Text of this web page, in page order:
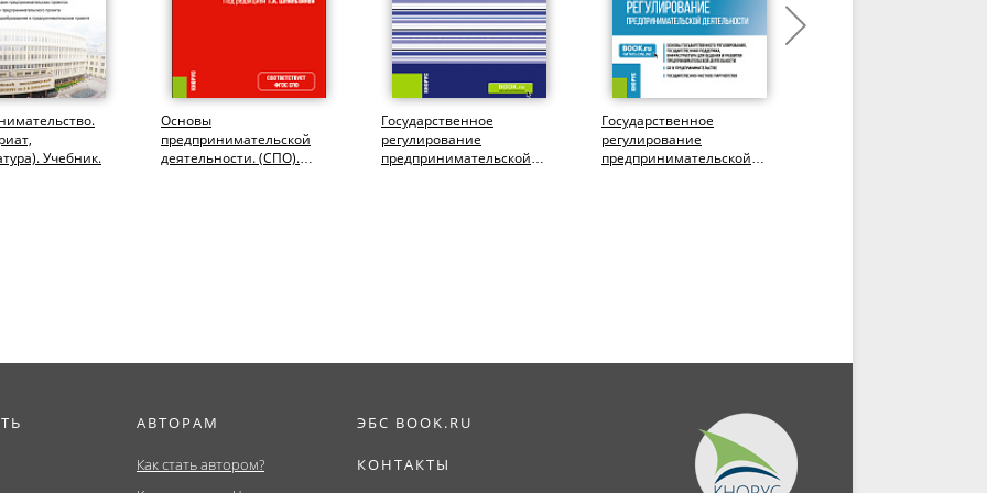
Учебник.
Основы
предпринимательской
деятельности. (СПО).
Государственное
регулирование
предпринимательской
Государственное
регулирование
предпринимательской
АВТОРАМ
Как стать автором?
ЭБС BOOK.RU
КОНТАКТЫ